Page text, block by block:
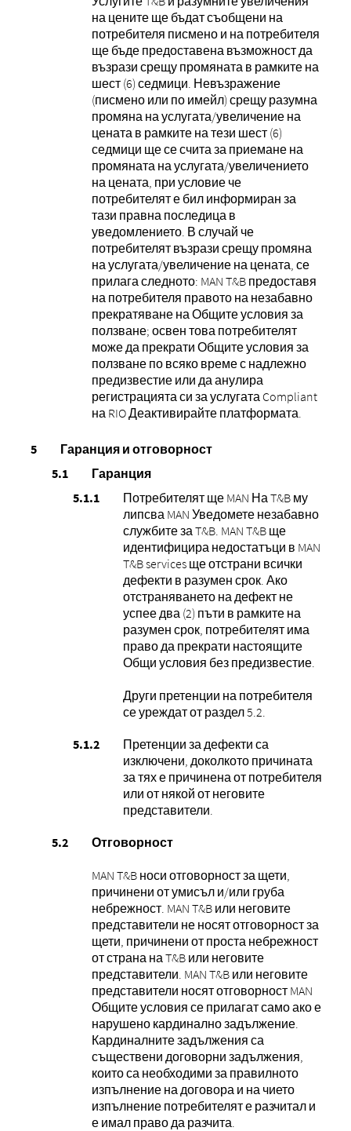
на цените ще бъдат съобщени на
потребителя писмено и на потребителя
ще бъде предоставена възможност да
възрази срещу промяната в рамките на
шест (6) седмици. Невъзражение
(писмено или по имейл) срещу разумна
промяна на услугата/увеличение на
цената в рамките на тези шест (6)
седмици ще се счита за приемане на
промяната на услугата/увеличението
на цената, при условие че
потребителят е бил информиран за
тази правна последица в
уведомлението. В случай че
потребителят възрази срещу промяна
на услугата/увеличение на цената, се
прилага следното: MAN T&B предоставя
на потребителя правото на незабавно
прекратяване на Общите условия за
ползване; освен това потребителят
може да прекрати Общите условия за
ползване по всяко време с надлежно
предизвестие или да анулира
регистрацията си за услугата Compliant
на RIO Деактивирайте платформата.
Гаранция и отговорност
Гаранция
Потребителят ще MAN На T&B му
липсва MAN Уведомете незабавно
службите за T&B. MAN T&B ще
идентифицира недостатъци в MAN
T&B services ще отстрани всички
дефекти в разумен срок. Ако
отстраняването на дефект не
успее два (2) пъти в рамките на
разумен срок, потребителят има
право да прекрати настоящите
Общи условия без предизвестие.
Други претенции на потребителя
се уреждат от раздел 5.2.
Претенции за дефекти са
изключени, доколкото причината
за тях е причинена от потребителя
или от някой от неговите
представители.
Отговорност
MAN T&B носи отговорност за щети,
причинени от умисъл и/или груба
небрежност. MAN T&B или неговите
представители не носят отговорност за
щети, причинени от проста небрежност
от страна на T&B или неговите
представители. MAN T&B или неговите
представители носят отговорност MAN
Общите условия се прилагат само ако е
нарушено кардинално задължение.
Кардиналните задължения са
съществени договорни задължения,
които са необходими за правилното
изпълнение на договора и на чието
изпълнение потребителят е разчитал и
е имал право да разчита.